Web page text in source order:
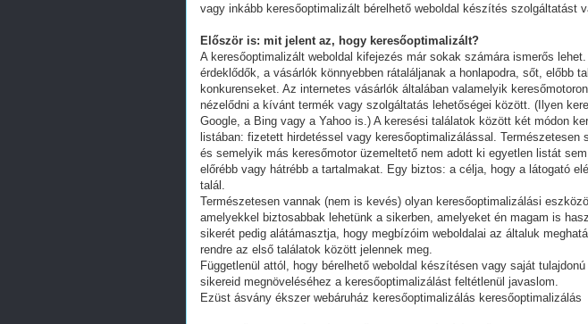
vagy inkább keresőoptimalizált bérelhető weboldal készítés szolgáltatást
Először is: mit jelent az, hogy keresőoptimalizált?
A keresőoptimalizált weboldal kifejezés már sokak számára ismerős
érdeklődők, a vásárlók könnyebben rátaláljanak a honlapodra, sőt, előbb
konkurenseket. Az internetes vásárlók általában valamelyik
nézelődni a kívánt termék vagy szolgáltatás lehetőségei között. (Ilyen
Google, a Bing vagy a Yahoo is.) A keresési találatok között két módon
listában: fizetett hirdetéssel vagy keresőoptimalizálással. Természetesen
és semelyik más keresőmotor üzemeltető nem adott ki egyetlen listát
előrébb vagy hátrébb a tartalmakat. Egy biztos: a célja, hogy a látogató
talál.
Természetesen vannak (nem is kevés) olyan keresőoptimalizálási
amelyekkel biztosabbak lehetünk a sikerben, amelyeket én magam is
sikerét pedig alátámasztja, hogy megbízóim weboldalai az általuk
rendre az első találatok között jelennek meg.
Függetlenül attól, hogy bérelhető weboldal készítésen vagy saját
sikereid megnöveléséhez a keresőoptimalizálást feltétlenül javaslom.
Ezüst ásvány ékszer webáruház keresőoptimalizálás keresőoptimalizálás